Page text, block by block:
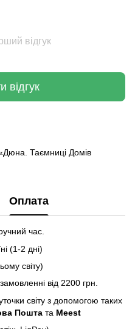
відгук
відгук
Таємниці Домів
Оплата
час.
(1-2 дні)
світу)
від 2200 грн.
світу з допомогою таких
Пошта та Meest